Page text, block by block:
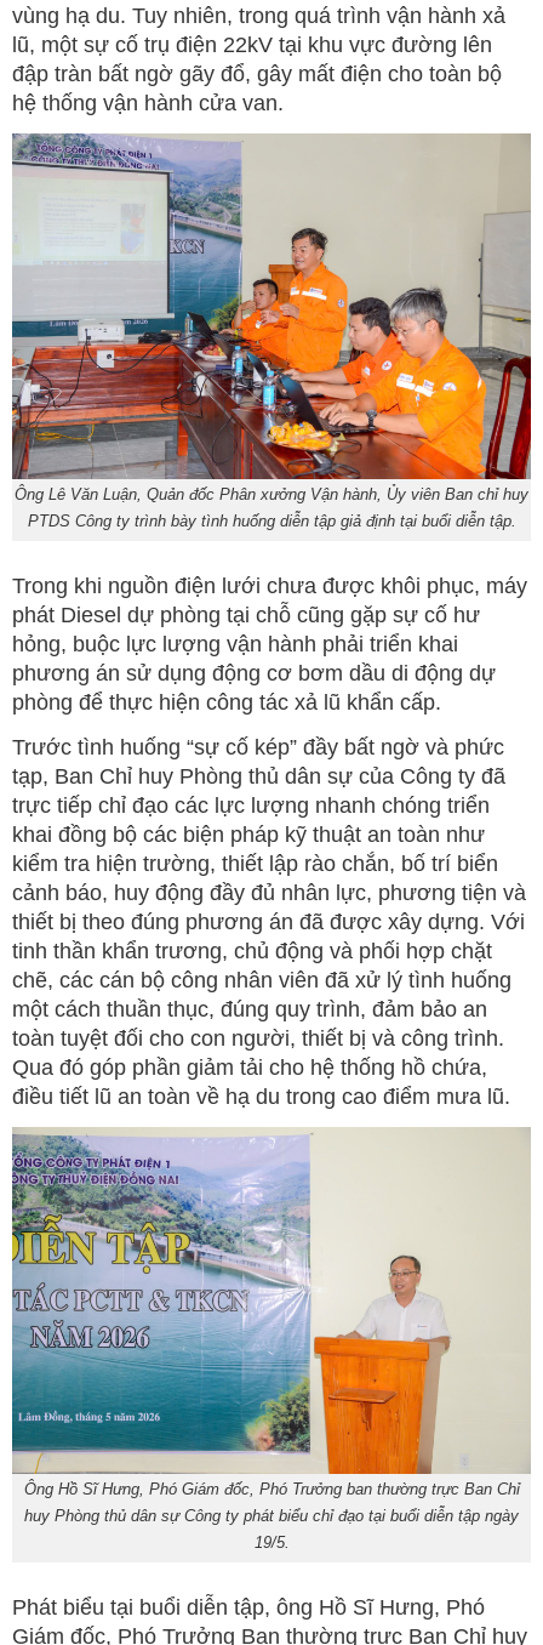
vùng hạ du. Tuy nhiên, trong quá trình vận hành xả
lũ, một sự cố trụ điện 22kV tại khu vực đường lên
đập tràn bất ngờ gãy đổ, gây mất điện cho toàn bộ
hệ thống vận hành cửa van.
Ông Lê Văn Luận, Quản đốc Phân xưởng Vận hành, Ủy viên Ban chỉ huy
PTDS Công ty trình bày tình huống diễn tập giả định tại buổi diễn tập.
Trong khi nguồn điện lưới chưa được khôi phục, máy
phát Diesel dự phòng tại chỗ cũng gặp sự cố hư
hỏng, buộc lực lượng vận hành phải triển khai
phương án sử dụng động cơ bơm dầu di động dự
phòng để thực hiện công tác xả lũ khẩn cấp.
Trước tình huống “sự cố kép” đầy bất ngờ và phức
tạp, Ban Chỉ huy Phòng thủ dân sự của Công ty đã
trực tiếp chỉ đạo các lực lượng nhanh chóng triển
khai đồng bộ các biện pháp kỹ thuật an toàn như
kiểm tra hiện trường, thiết lập rào chắn, bố trí biển
cảnh báo, huy động đầy đủ nhân lực, phương tiện và
thiết bị theo đúng phương án đã được xây dựng. Với
tinh thần khẩn trương, chủ động và phối hợp chặt
chẽ, các cán bộ công nhân viên đã xử lý tình huống
một cách thuần thục, đúng quy trình, đảm bảo an
toàn tuyệt đối cho con người, thiết bị và công trình.
Qua đó góp phần giảm tải cho hệ thống hồ chứa,
điều tiết lũ an toàn về hạ du trong cao điểm mưa lũ.
Ông Hồ Sĩ Hưng, Phó Giám đốc, Phó Trưởng ban thường trực Ban Chỉ
huy Phòng thủ dân sự Công ty phát biểu chỉ đạo tại buổi diễn tập ngày
19/5.
Phát biểu tại buổi diễn tập, ông Hồ Sĩ Hưng, Phó
Giám đốc, Phó Trưởng Ban thường trực Ban Chỉ huy